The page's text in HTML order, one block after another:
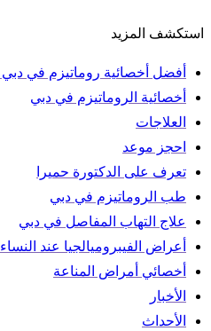
استكشف المزيد
أفضل أخصائية روماتيزم في
أخصائية الروماتيزم في دبي
العلاجات
احجز موعد
تعرف على الدكتورة حميرا
طب الروماتيزم في دبي
علاج التهاب المفاصل في دبي
أعراض الفيبروميالجيا عند النساء
أخصائي أمراض المناعة
الأخبار
الأحداث